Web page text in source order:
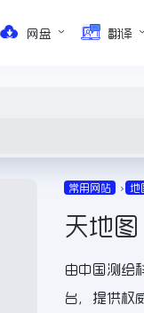
网盘 翻译
常用网站 地
天地图
由中国测绘
台，提供权